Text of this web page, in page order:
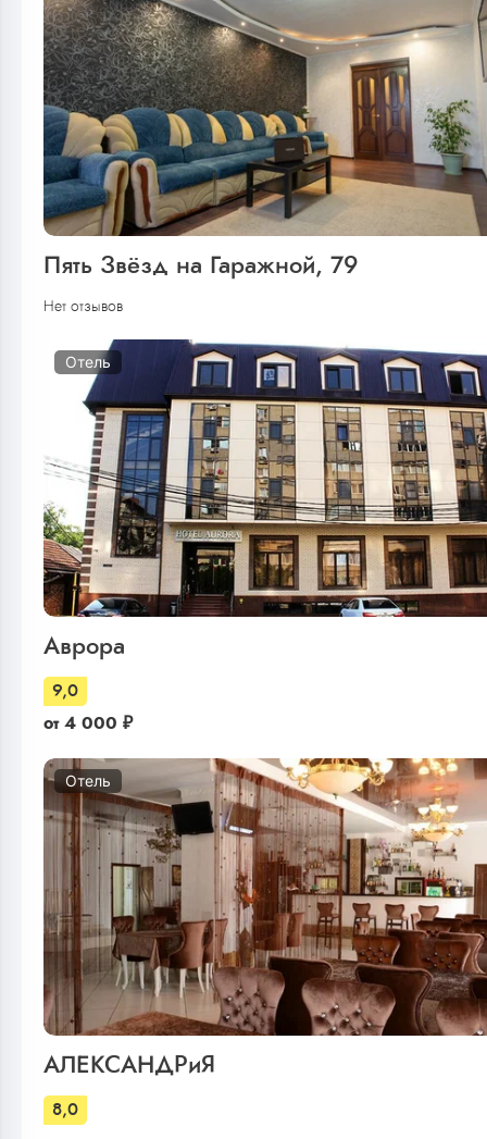
Пять Звёзд на Гаражной, 79
Нет отзывов
Отель
Аврора
9,0
от 4 000 ₽
Отель
АЛЕКСАНДРиЯ
8,0